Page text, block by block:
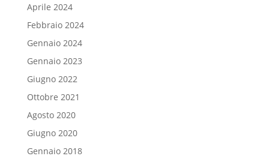
Aprile 2024
Febbraio 2024
Gennaio 2024
Gennaio 2023
Giugno 2022
Ottobre 2021
Agosto 2020
Giugno 2020
Gennaio 2018